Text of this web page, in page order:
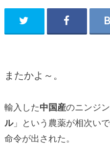
またかよ～。
輸入した中国産のニンジ
ル」という農薬が相次い
命令が出された。